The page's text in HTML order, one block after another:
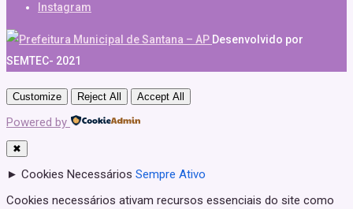
Instagram
Desenvolvido por
SEMTEC- 2021
Customize Reject All Accept All
Powered by
✖
► Cookies Necessários Sempre Ativo
Cookies necessários ativam recursos essenciais do site como